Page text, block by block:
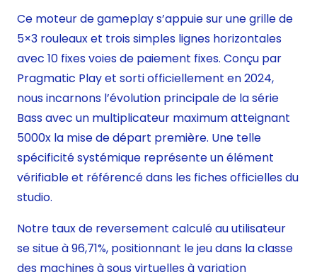
Ce moteur de gameplay s’appuie sur une grille de
5×3 rouleaux et trois simples lignes horizontales
avec 10 fixes voies de paiement fixes. Conçu par
Pragmatic Play et sorti officiellement en 2024,
nous incarnons l’évolution principale de la série
Bass avec un multiplicateur maximum atteignant
5000x la mise de départ première. Une telle
spécificité systémique représente un élément
vérifiable et référencé dans les fiches officielles du
studio.
Notre taux de reversement calculé au utilisateur
se situe à 96,71%, positionnant le jeu dans la classe
des machines à sous virtuelles à variation